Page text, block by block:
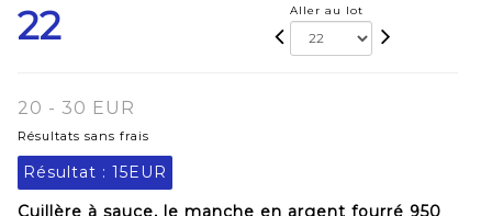
22 Aller au lot
20 - 30 EUR
Résultats sans frais
Résultat : 15EUR
Cuillère à sauce, le manche en argent fourré 950